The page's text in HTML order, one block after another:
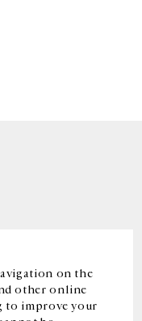
on the
other online
to improve your